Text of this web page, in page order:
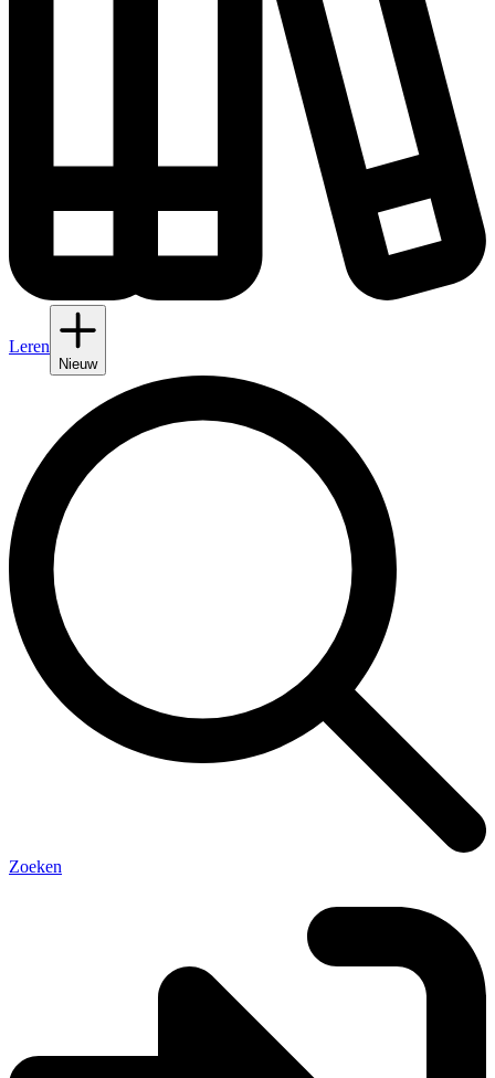
Leren
Nieuw
Zoeken